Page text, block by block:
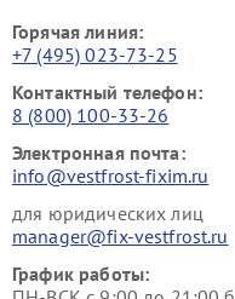
Горячая линия:
+7 (495) 023-73-25
Контактный телефон:
8 (800) 100-33-26
Электронная почта:
info@vestfrost-fixim.ru
для юридических лиц
manager@fix-vestfrost.ru
График работы: